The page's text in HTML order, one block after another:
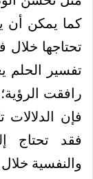
كما يمكن أن
تحتاجها خلال
تفسير الحلم
رافقت
فإن الدلالات
فقد تحتاج
والنفسية